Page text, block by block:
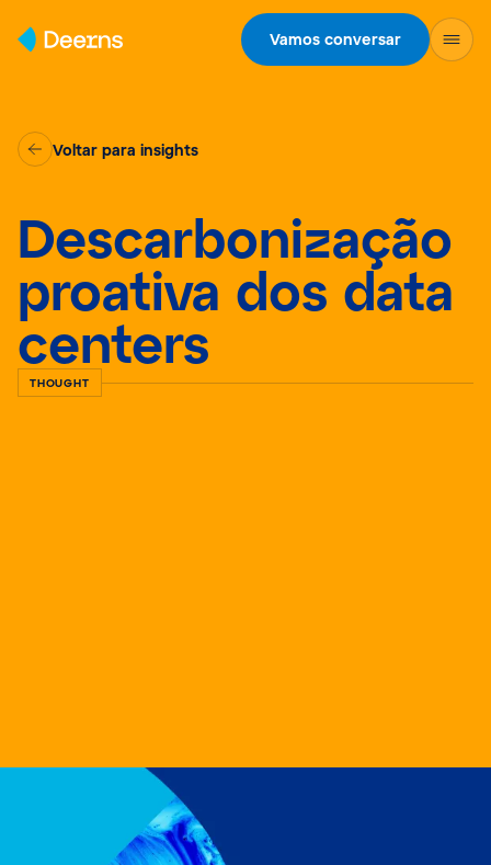
Vamos conversar
Voltar para insights
Descarbonização
proativa dos data
centers
THOUGHT